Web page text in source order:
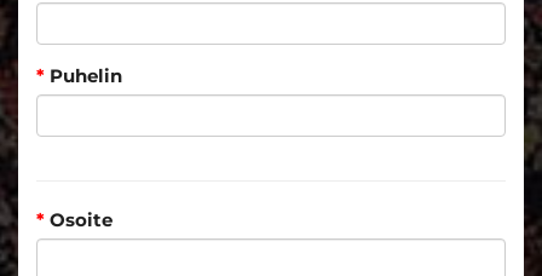
* Puhelin
* Osoite